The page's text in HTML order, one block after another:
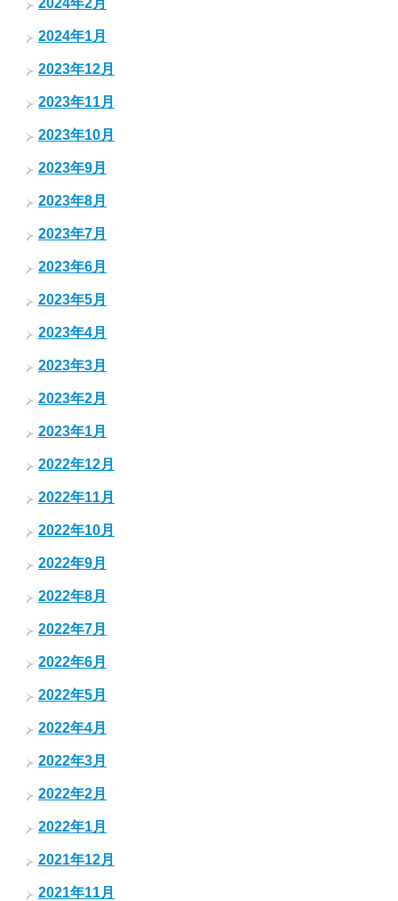
2024年1月
2023年12月
2023年11月
2023年10月
2023年9月
2023年8月
2023年7月
2023年6月
2023年5月
2023年4月
2023年3月
2023年2月
2023年1月
2022年12月
2022年11月
2022年10月
2022年9月
2022年8月
2022年7月
2022年6月
2022年5月
2022年4月
2022年3月
2022年2月
2022年1月
2021年12月
2021年11月